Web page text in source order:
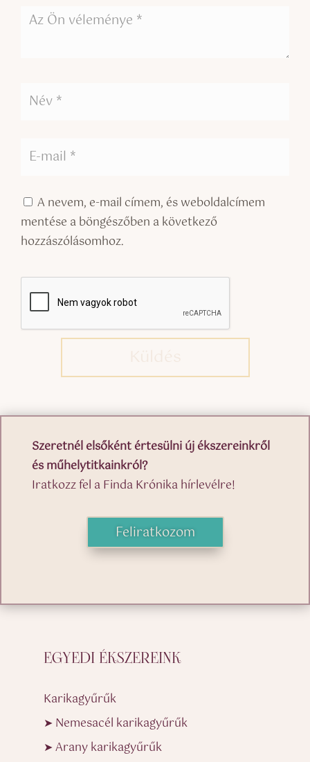
A nevem, e-mail címem, és weboldalcímem
mentése a böngészőben a következő
hozzászólásomhoz.
Szeretnél elsőként értesülni új ékszereinkről
és műhelytitkainkról?
Iratkozz fel a Finda Krónika hírlevélre!
Feliratkozom
EGYEDI ÉKSZEREINK
Karikagyűrűk
➤ Nemesacél karikagyűrűk
➤ Arany karikagyűrűk